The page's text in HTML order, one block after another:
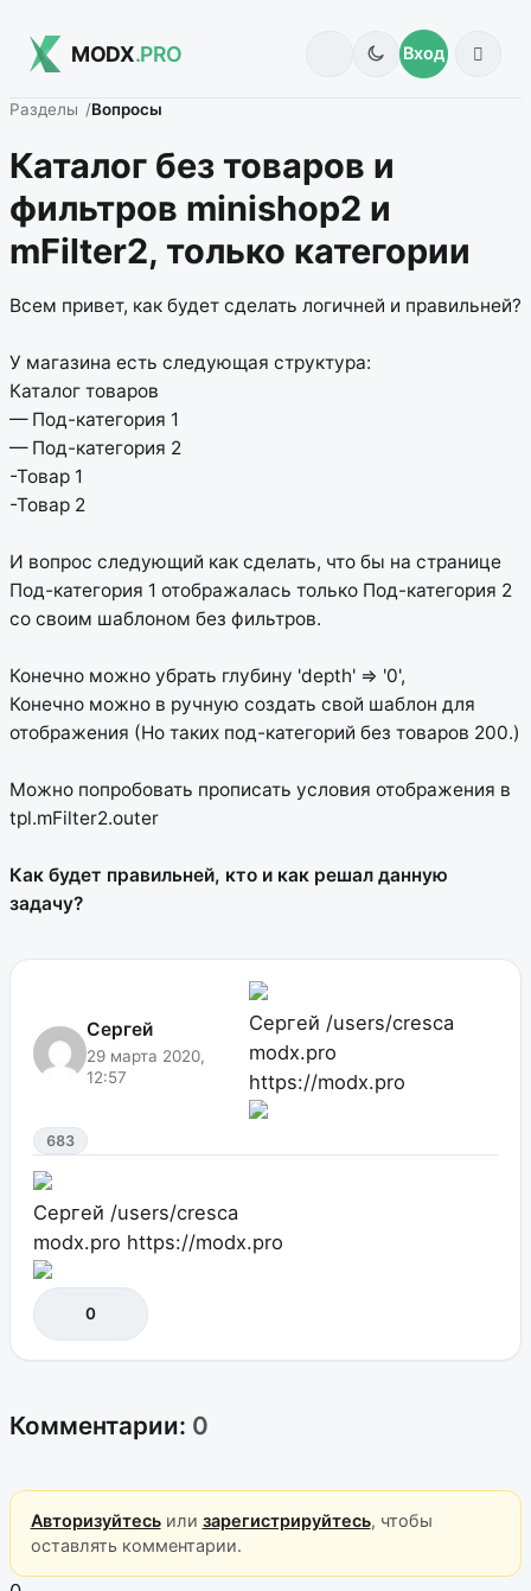
MODX.PRO Вход
Разделы Вопросы
Каталог без товаров и
фильтров minishop2 и
mFilter2, только категории
Всем привет, как будет сделать логичней и правильней?
У магазина есть следующая структура:
Каталог товаров
— Под-категория 1
— Под-категория 2
-Товар 1
-Товар 2
И вопрос следующий как сделать, что бы на странице
Под-категория 1 отображалась только Под-категория 2
со своим шаблоном без фильтров.
Конечно можно убрать глубину 'depth' => '0',
Конечно можно в ручную создать свой шаблон для
отображения (Но таких под-категорий без товаров 200.)
Можно попробовать прописать условия отображения в
tpl.mFilter2.outer
Как будет правильней, кто и как решал данную
задачу?
Сергей
29 марта 2020,
12:57
Сергей /users/cresca
modx.pro
https://modx.pro
683
Сергей /users/cresca
modx.pro https://modx.pro
0
Комментарии: 0
Авторизуйтесьили зарегистрируйтесь, чтобы
оставлять комментарии.